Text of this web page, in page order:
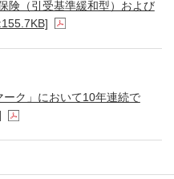
険（引受基準緩和型）および
ク」において10年連続で